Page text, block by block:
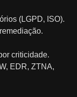
(LGPD, ISO).
criticidade.
EDR, ZTNA,